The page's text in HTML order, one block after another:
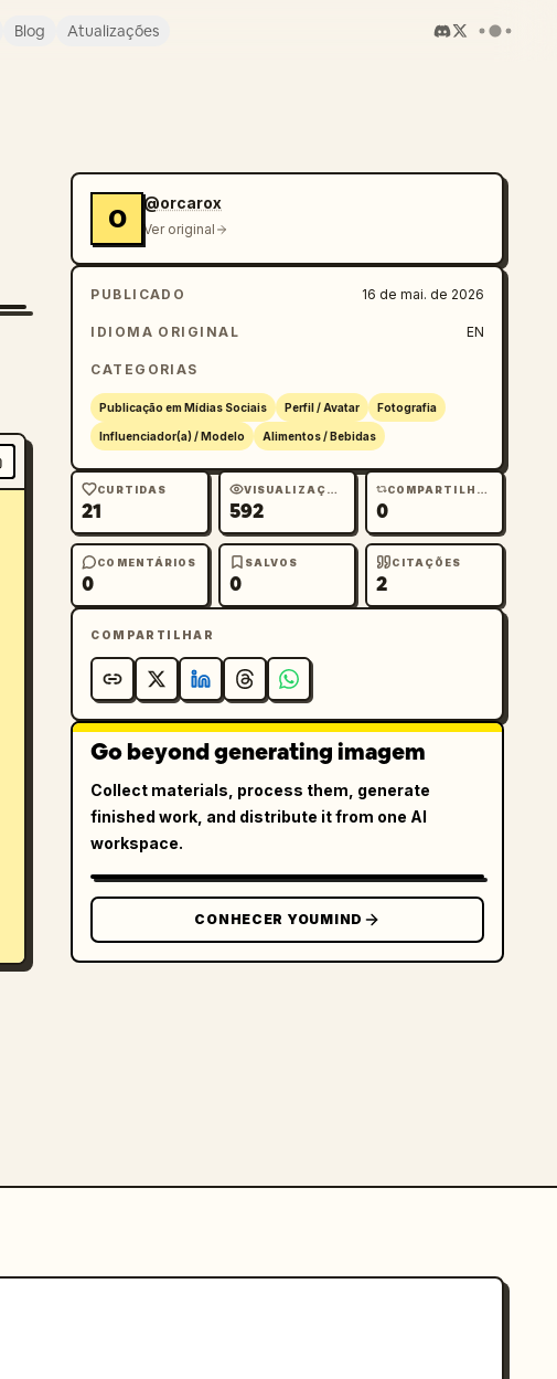
Blog Atualizações
O
@orcarox
Ver original
PUBLICADO 16 de mai. de 2026
IDIOMA ORIGINAL EN
CATEGORIAS
Publicação em Mídias Sociais Perfil / Avatar Fotografia
Influenciador(a) / Modelo Alimentos / Bebidas
CURTIDAS
21
VISUALIZAÇÕES
592
COMPARTILHAMENTOS
0
COMENTÁRIOS
0
SALVOS
0
CITAÇÕES
2
COMPARTILHAR
Go beyond generating imagem
Collect materials, process them, generate
finished work, and distribute it from one AI
workspace.
CONHECER YOUMIND